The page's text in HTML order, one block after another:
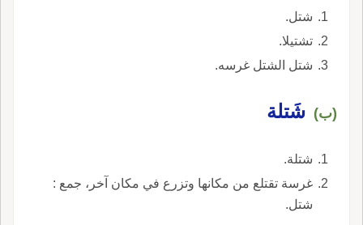
شتل.
تشتيلا.
شتل الشتل غرسه.
(ب) شَتلة
شتلة.
غرسة تقتلع من مكانها وتزرع في مكان آخر، جمع :
شتل.